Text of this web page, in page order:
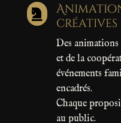

créatives
Des
et de la
événements
encadrés.
Chaque
au public.